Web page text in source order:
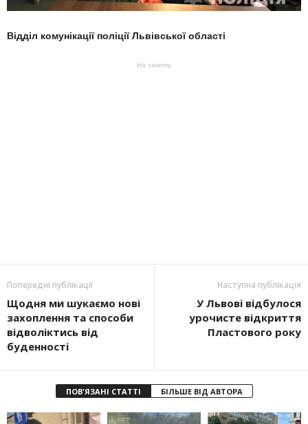
Відділ комунікації поліції Львівської області
На замітку
Попередні публікації
Щодня ми шукаємо нові
захоплення та способи
відволіктись від
буденності
Наступна публікація
У Львові відбулося
урочисте відкриття
Пластового року
ПОВ'ЯЗАНІ СТАТТІ БІЛЬШЕ ВІД АВТОРА